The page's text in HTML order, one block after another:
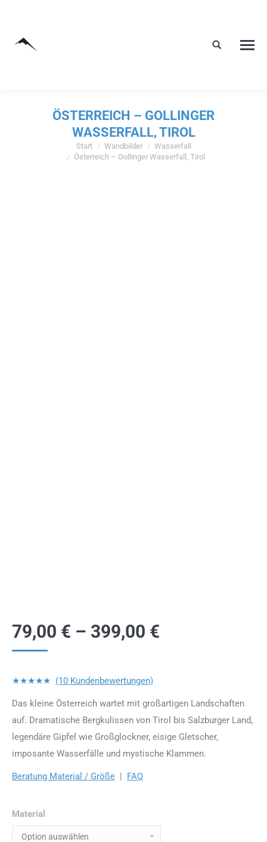
ÖSTERREICH – GOLLINGER
WASSERFALL, TIROL
Sie befinden sich hier:
Start Wandbilder
Wasserfall
Österreich – Gollinger Wasserfall, Tirol
79,00 € – 399,00 €
★★★★★ (10 Kundenbewertungen)
Das kleine Österreich wartet mit großartigen Landschaften
auf. Dramatische Bergkulissen von Tirol bis Salzburger Land,
legendäre Gipfel wie Großglockner, eisige Gletscher,
imposante Wasserfälle und mystische Klammen.
Beratung Material / Größe | FAQ
Material